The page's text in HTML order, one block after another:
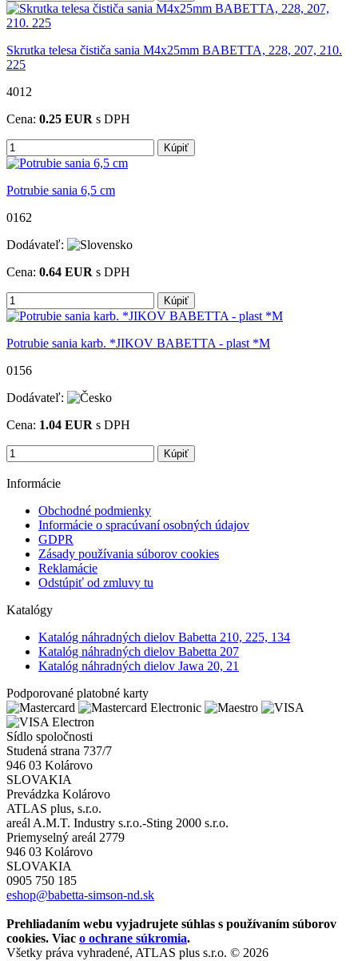
Skrutka telesa čističa sania M4x25mm BABETTA, 228, 207, 210.
225
4012
Cena: 0.25 EUR s DPH
Kúpiť
Potrubie sania 6,5 cm
0162
Dodávateľ:
Cena: 0.64 EUR s DPH
Kúpiť
Potrubie sania karb. *JIKOV BABETTA - plast *M
0156
Dodávateľ:
Cena: 1.04 EUR s DPH
Kúpiť
Informácie
Obchodné podmienky
Informácie o spracúvaní osobných údajov
GDPR
Zásady používania súborov cookies
Reklamácie
Odstúpiť od zmluvy tu
Katalógy
Katalóg náhradných dielov Babetta 210, 225, 134
Katalóg náhradných dielov Babetta 207
Katalóg náhradných dielov Jawa 20, 21
Podporované platobné karty
Sídlo spoločnosti
Studená strana 737/7
946 03 Kolárovo
SLOVAKIA
Prevádzka Kolárovo
ATLAS plus, s.r.o.
areál A.M.T. Industry s.r.o.-Sting 2000 s.r.o.
Priemyselný areál 2779
946 03 Kolárovo
SLOVAKIA
0905 750 185
eshop@babetta-simson-nd.sk
Prehliadaním webu vyjadrujete súhlas s používaním súborov
cookies. Viac o ochrane súkromia.
Všetky práva vyhradené, ATLAS plus s.r.o. © 2026